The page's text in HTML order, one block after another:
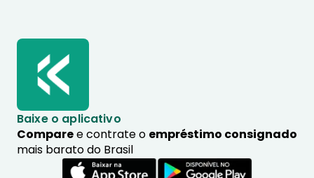
Baixe o aplicativo
Comparee contrate o empréstimo consignado
mais barato do Brasil